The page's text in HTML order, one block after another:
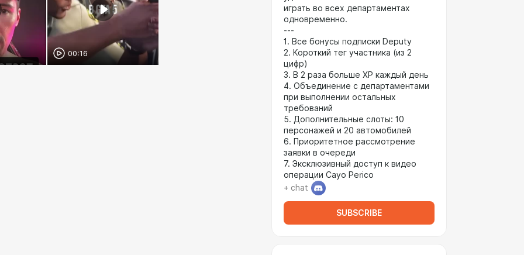
00:16
играть во всех департаментах
одновременно.
---
1. Все бонусы подписки Deputy
2. Короткий тег участника (из 2
цифр)
3. В 2 раза больше XP каждый день
4. Объединение с департаментами
при выполнении остальных
требований
5. Дополнительные слоты: 10
персонажей и 20 автомобилей
6. Приоритетное рассмотрение
заявки в очереди
7. Эксклюзивный доступ к видео
операции Cayo Perico
+ chat
SUBSCRIBE